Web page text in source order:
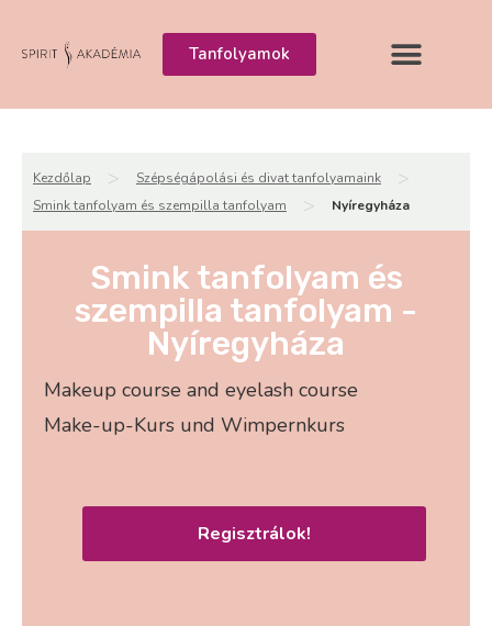
Tanfolyamok
Kezdőlap > Szépségápolási és divat tanfolyamaink >
Smink tanfolyam és szempilla tanfolyam > Nyíregyháza
Smink tanfolyam és
szempilla tanfolyam -
Nyíregyháza
Makeup course and eyelash course
Make-up-Kurs und Wimpernkurs
Regisztrálok!